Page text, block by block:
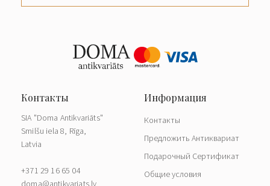
SIA "Doma Antikvariāts"
Smilšu iela 8, Rīga,
Latvia
+371 29 16 65 04
doma@antikvariats.lv
Контакты
Предложить Антиквариат
Подарочный Сертификат
Общие условия